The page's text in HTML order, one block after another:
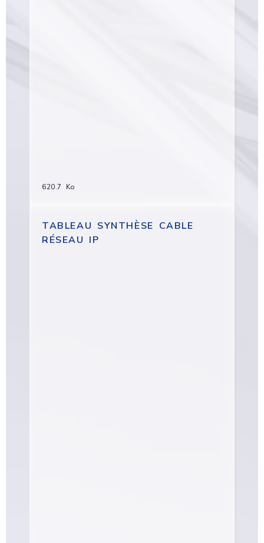
620.7 Ko
TABLEAU SYNTHÈSE CABLE
RÉSEAU IP